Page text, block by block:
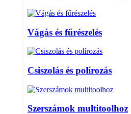
Vágás és fűrészelés
Csiszolás és polírozás
Szerszámok multitoolhoz